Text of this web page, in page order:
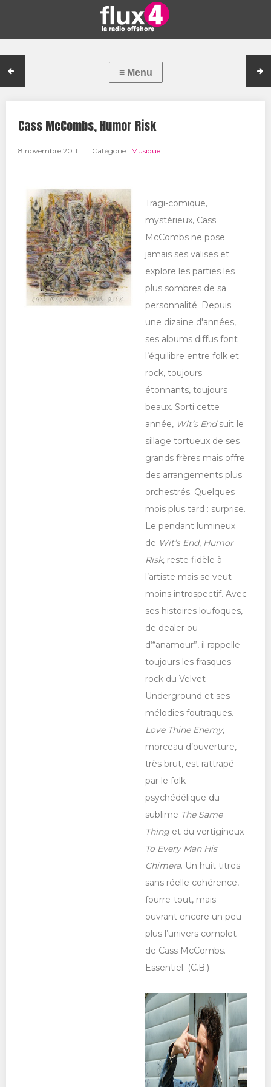
Cass McCombs, Humor Risk
8 novembre 2011 Catégorie : Musique
Tragi-comique,
mystérieux, Cass
McCombs ne pose
jamais ses valises et
explore les parties les
plus sombres de sa
personnalité. Depuis
une dizaine d'années,
ses albums diffus font
l’équilibre entre folk et
rock, toujours
étonnants, toujours
beaux. Sorti cette
année, Wit’s Endsuit le
sillage tortueux de ses
grands frères mais offre
des arrangements plus
orchestrés. Quelques
mois plus tard : surprise.
Le pendant lumineux
de Wit’s End, Humor
Risk, reste fidèle à
l’artiste mais se veut
moins introspectif. Avec
ses histoires loufoques,
de dealer ou
d’“anamour”, il rappelle
toujours les frasques
rock du Velvet
Underground et ses
mélodies foutraques.
Love Thine Enemy,
morceau d’ouverture,
très brut, est rattrapé
par le folk
psychédélique du
sublime The Same
Thing et du vertigineux
To Every Man His
Chimera. Un huit titres
sans réelle cohérence,
fourre-tout, mais
ouvrant encore un peu
plus l’univers complet
de Cass McCombs.
Essentiel. (C.B.)